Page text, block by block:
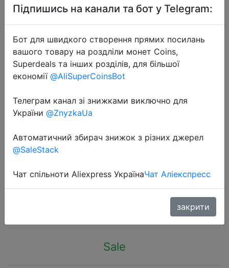
2022-11-15
Monopod Selfie Stick Bluetooth With
Wireless Button Shutter Selfie Stick
For iOS/Android/Xiaomi
Sale
Підпишись на канали та бот у Telegram:
Бот для швидкого створення прямих посилань
вашого товару на роздліли монет Coins,
Superdeals та інших розділів, для більшої
економії @AliSuperCoinsBot
Телеграм канал зі знижками виключно для
України @ZnyzkaUa
Автоматичний збирач знижок з різних джерел
@SaleStack
Чат спільноти Aliexpress УкраїнаЧат Аліекспресс
закрити